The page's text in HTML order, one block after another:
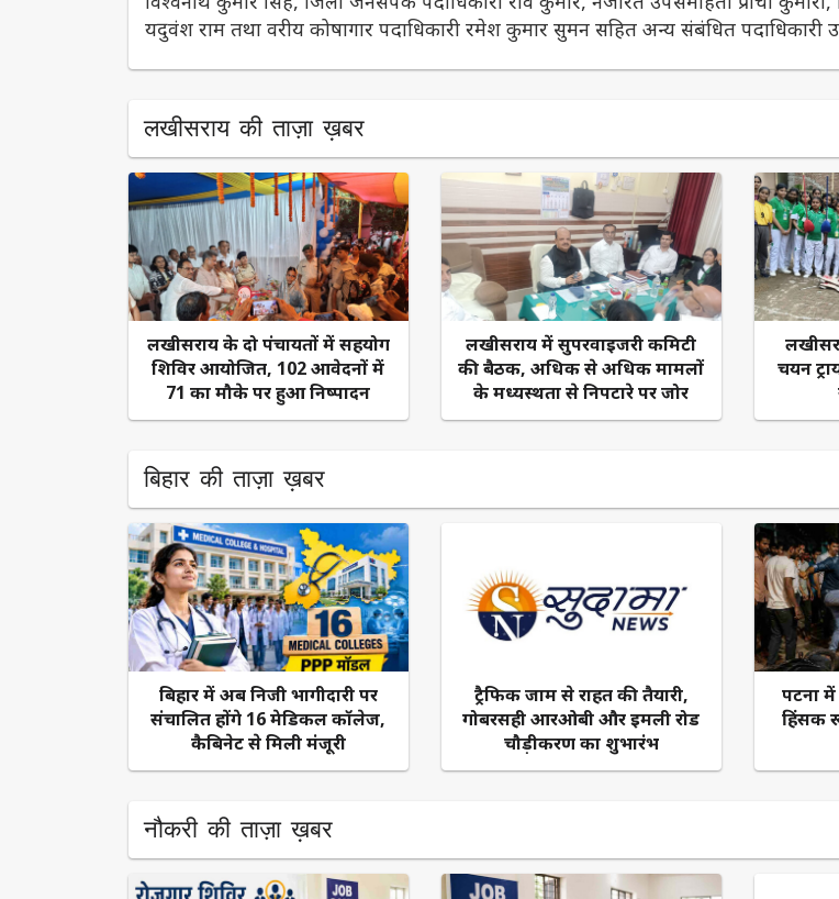
यदुवंश राम तथा वरीय कोषागार पदाधिकारी रमेश कुमार सुमन सहित अन्य संबंधित पदाधिकारी
लखीसराय की ताज़ा ख़बर
लखीसराय के दो पंचायतों में सहयोग
शिविर आयोजित, 102 आवेदनों में
71 का मौके पर हुआ निष्पादन
लखीसराय में सुपरवाइजरी कमिटी
की बैठक, अधिक से अधिक मामलों
के मध्यस्थता से निपटारे पर जोर
चयन
बिहार की ताज़ा ख़बर
बिहार में अब निजी भागीदारी पर
संचालित होंगे 16 मेडिकल कॉलेज,
कैबिनेट से मिली मंजूरी
ट्रैफिक जाम से राहत की तैयारी,
गोबरसही आरओबी और इमली रोड
चौड़ीकरण का शुभारंभ
पटना
हिंसक
नौकरी की ताज़ा ख़बर